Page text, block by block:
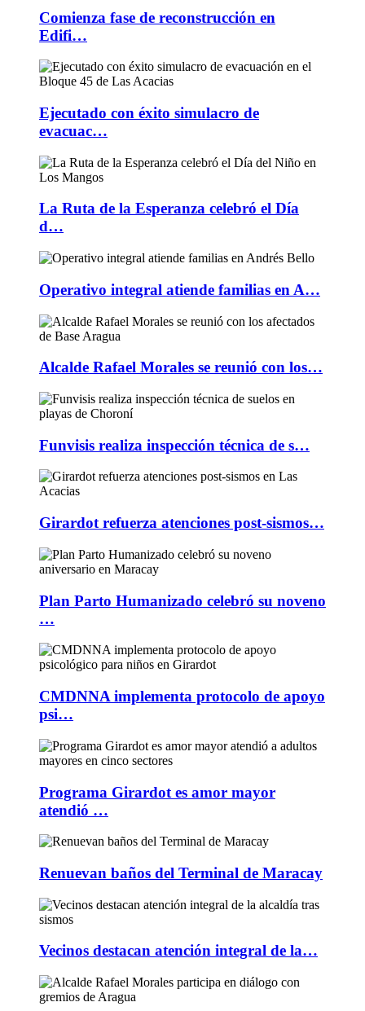
Comienza fase de reconstrucción en
Edifi…
Ejecutado con éxito simulacro de
evacuac…
La Ruta de la Esperanza celebró el Día
d…
Operativo integral atiende familias en A…
Alcalde Rafael Morales se reunió con los…
Funvisis realiza inspección técnica de s…
Girardot refuerza atenciones post-sismos…
Plan Parto Humanizado celebró su noveno
…
CMDNNA implementa protocolo de apoyo
psi…
Programa Girardot es amor mayor
atendió …
Renuevan baños del Terminal de Maracay
Vecinos destacan atención integral de la…